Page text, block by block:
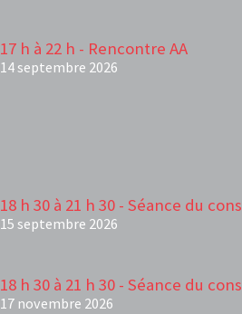
17 h à 22 h - Rencontre AA
14 septembre 2026
18 h 30 à 21 h 30 - Séance du
15 septembre 2026
18 h 30 à 21 h 30 - Séance du
17 novembre 2026